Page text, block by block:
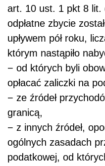
art. 10 ust. 1 pkt 8 lit.
odpłatne zbycie
upływem pół roku,
którym nastąpiło
− od których byli
opłacać zaliczki na
− ze źródeł
granicą,
− z innych źródeł,
ogólnych zasadach
podatkowej, od